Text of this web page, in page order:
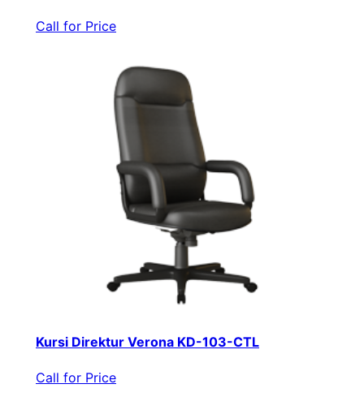
Call for Price
Kursi Direktur Verona KD-103-CTL
Call for Price